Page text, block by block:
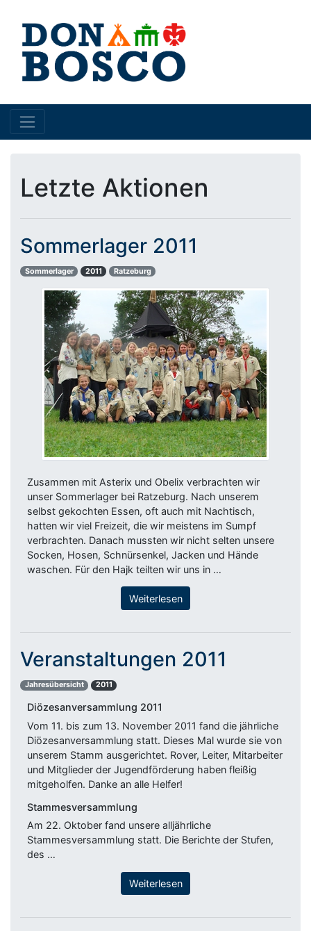
Letzte Aktionen
Sommerlager 2011
Sommerlager 2011 Ratzeburg
Zusammen mit Asterix und Obelix verbrachten wir
unser Sommerlager bei Ratzeburg. Nach unserem
selbst gekochten Essen, oft auch mit Nachtisch,
hatten wir viel Freizeit, die wir meistens im Sumpf
verbrachten. Danach mussten wir nicht selten unsere
Socken, Hosen, Schnürsenkel, Jacken und Hände
waschen. Für den Hajk teilten wir uns in …
Weiterlesen
Veranstaltungen 2011
Jahresübersicht 2011
Diözesanversammlung 2011
Vom 11. bis zum 13. November 2011 fand die jährliche
Diözesanversammlung statt. Dieses Mal wurde sie von
unserem Stamm ausgerichtet. Rover, Leiter, Mitarbeiter
und Mitglieder der Jugendförderung haben fleißig
mitgeholfen. Danke an alle Helfer!
Stammesversammlung
Am 22. Oktober fand unsere alljährliche
Stammesversammlung statt. Die Berichte der Stufen,
des …
Weiterlesen